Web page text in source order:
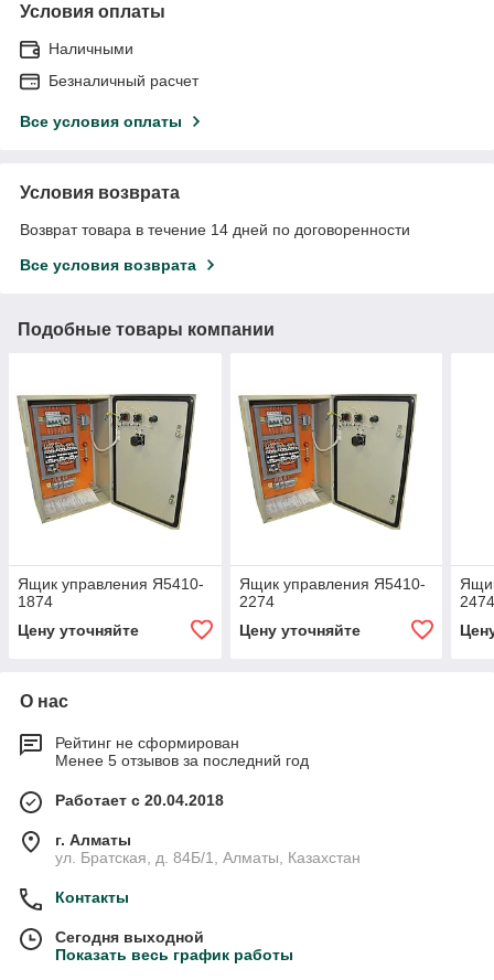
Условия оплаты
Наличными
Безналичный расчет
Все условия оплаты
Условия возврата
Возврат товара в течение 14 дней по договоренности
Все условия возврата
Подобные товары компании
Ящик управления Я5410-
1874
Цену уточняйте
Ящик управления Я5410-
2274
Цену уточняйте
О нас
Рейтинг не сформирован
Менее 5 отзывов за последний год
Работает с 20.04.2018
г. Алматы
ул. Братская, д. 84Б/1, Алматы, Казахстан
Контакты
Сегодня выходной
Показать весь график работы